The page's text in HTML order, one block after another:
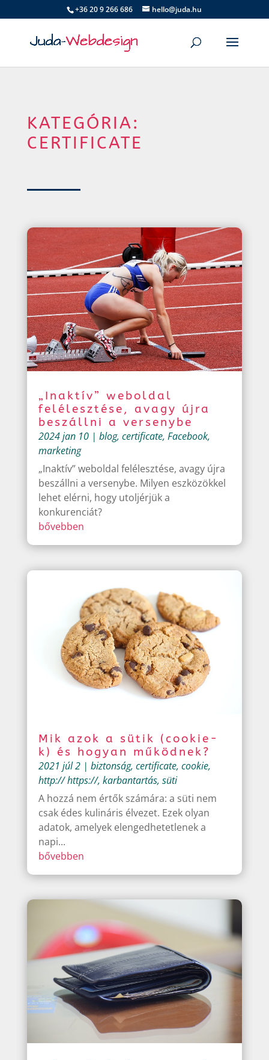
+36 20 9 266 686 hello@juda.hu
KATEGÓRIA:
CERTIFICATE
„Inaktív” weboldal
felélesztése, avagy újra
beszállni a versenybe
2024 jan 10| blog, certificate, Facebook,
marketing
„Inaktív” weboldal felélesztése, avagy újra
beszállni a versenybe. Milyen eszközökkel
lehet elérni, hogy utoljérjük a
konkurenciát?
bővebben
Mik azok a sütik (cookie-
k) és hogyan működnek?
2021 júl 2| biztonság, certificate, cookie,
http:// https://, karbantartás, süti
A hozzá nem értők számára: a süti nem
csak édes kulináris élvezet. Ezek olyan
adatok, amelyek elengedhetetlenek a
napi...
bővebben